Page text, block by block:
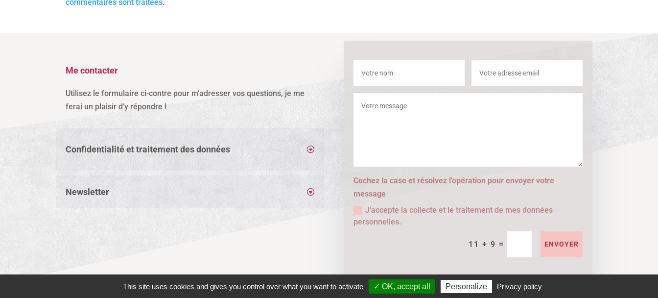
commentaires sont traitées.
Me contacter
Utilisez le formulaire ci-contre pour m’adresser vos questions, je me
ferai un plaisir d’y répondre !
Confidentialité et traitement des données
Newsletter
Cochez la case et résolvez l'opération pour envoyer votre
message
J'accepte la collecte et le traitement de mes données
personnelles.
11 + 9 = ENVOYER
⋅ Propulsé parWordPress Mentions légales Conditions générales de vente Politique de gestion des cookies Politique de confidentialité
This site uses cookies and gives you control over what you want to activate ✓ OK, accept all Personalize Privacy policy